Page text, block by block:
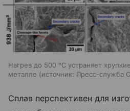
Нагрев до 500 °C устраняет
металле
источник: Пресс-служба
Сплав перспективен для